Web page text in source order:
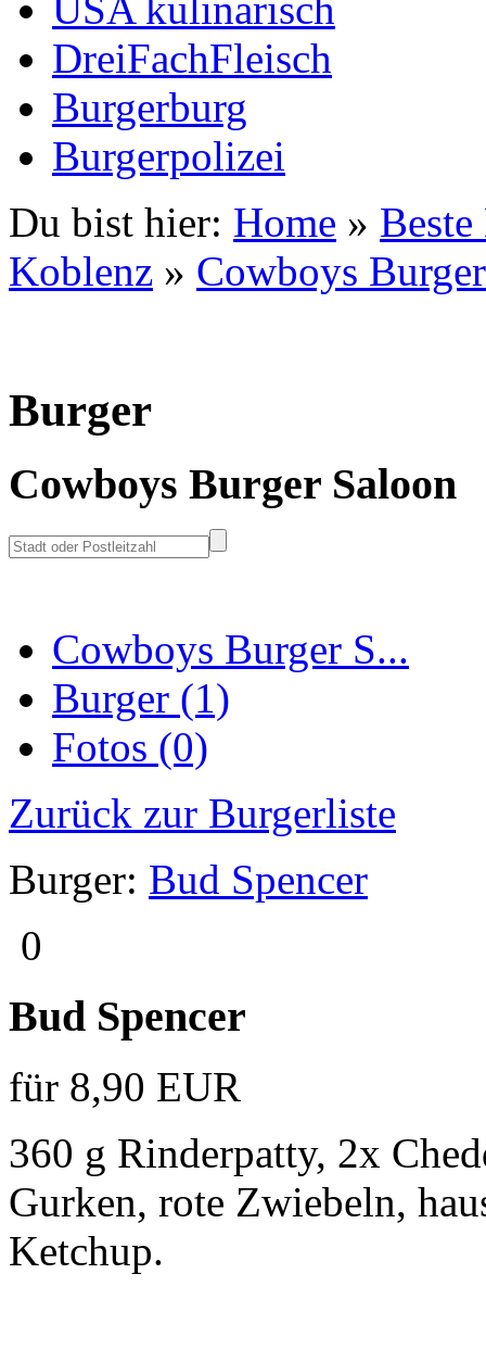
DreiFachFleisch
Burgerburg
Burgerpolizei
Du bist hier: Home »
Koblenz » Cowboys
Burger
Cowboys Burger Saloon
Cowboys Burger S...
Burger (1)
Fotos (0)
Zurück zur Burgerliste
Burger: Bud Spencer
0
Bud Spencer
für 8,90 EUR
360 g Rinderpatty, 2x
Gurken, rote Zwiebeln,
Ketchup.